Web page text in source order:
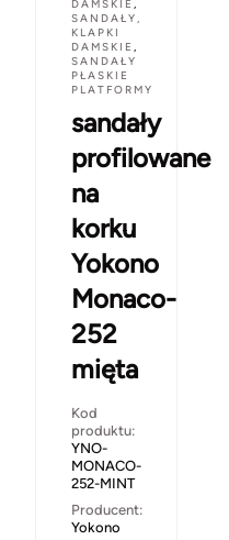
DAMSKIE ,
SANDAŁY,
KLAPKI
DAMSKIE ,
SANDAŁY
PŁASKIE
PLATFORMY
sandały
profilowane
na
korku
Yokono
Monaco-
252
mięta
Kod
produktu:
YNO-
MONACO-
252-MINT
Producent:
Yokono